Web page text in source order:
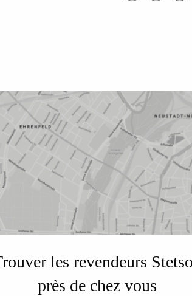
les revendeurs
près de chez vous